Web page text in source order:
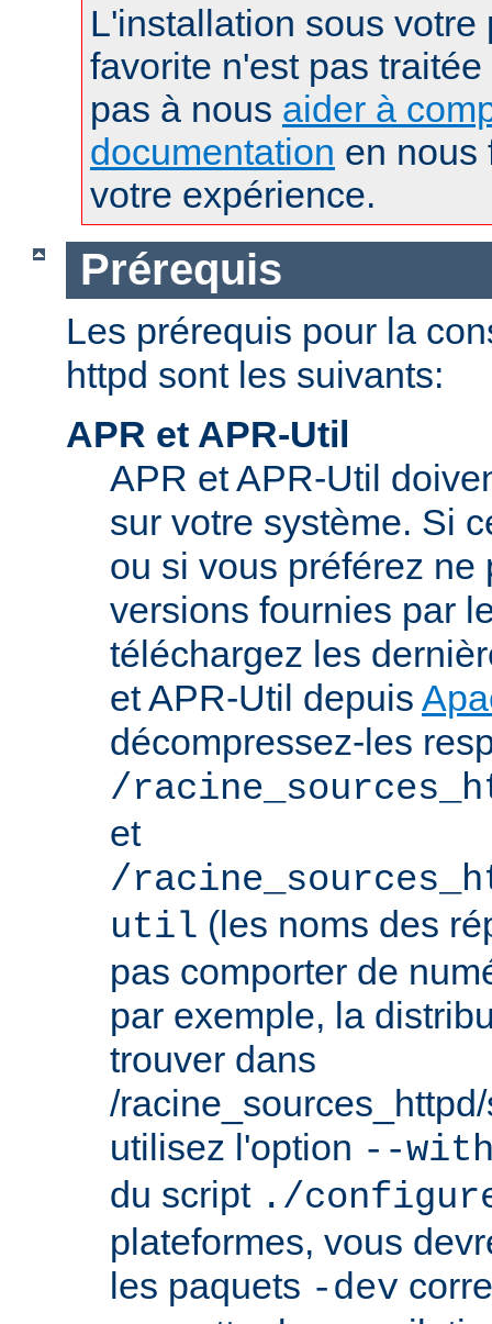
L'installation sous votre
favorite n'est pas
pas à nous aider à
documentation en nous
votre expérience.
Prérequis
Les prérequis pour la
httpd sont les suivants:
APR et APR-Util
APR et APR-Util
sur votre système. Si
ou si vous préférez ne
versions fournies par
téléchargez les
et APR-Util depuis
décompressez-les
/
et
/
util (les noms des
pas comporter de
par exemple, la
trouver dans
/
utilisez l'option --
du script ./
plateformes, vous
les paquets -dev